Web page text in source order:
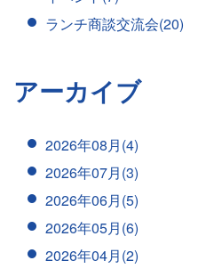
ランチ商談交流会(20)
アーカイブ
2026年08月(4)
2026年07月(3)
2026年06月(5)
2026年05月(6)
2026年04月(2)